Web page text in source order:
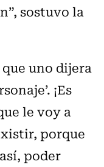
sostuvo la
uno dijera
¡Es
le voy a
porque
poder